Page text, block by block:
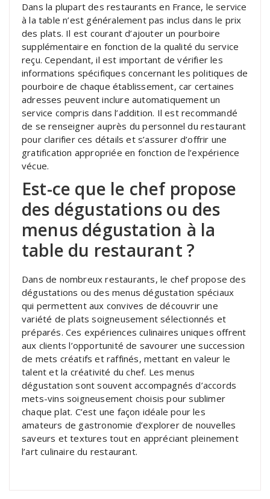
Dans la plupart des restaurants en France, le service
à la table n’est généralement pas inclus dans le prix
des plats. Il est courant d’ajouter un pourboire
supplémentaire en fonction de la qualité du service
reçu. Cependant, il est important de vérifier les
informations spécifiques concernant les politiques de
pourboire de chaque établissement, car certaines
adresses peuvent inclure automatiquement un
service compris dans l’addition. Il est recommandé
de se renseigner auprès du personnel du restaurant
pour clarifier ces détails et s’assurer d’offrir une
gratification appropriée en fonction de l’expérience
vécue.
Est-ce que le chef propose
des dégustations ou des
menus dégustation à la
table du restaurant ?
Dans de nombreux restaurants, le chef propose des
dégustations ou des menus dégustation spéciaux
qui permettent aux convives de découvrir une
variété de plats soigneusement sélectionnés et
préparés. Ces expériences culinaires uniques offrent
aux clients l’opportunité de savourer une succession
de mets créatifs et raffinés, mettant en valeur le
talent et la créativité du chef. Les menus
dégustation sont souvent accompagnés d’accords
mets-vins soigneusement choisis pour sublimer
chaque plat. C’est une façon idéale pour les
amateurs de gastronomie d’explorer de nouvelles
saveurs et textures tout en appréciant pleinement
l’art culinaire du restaurant.